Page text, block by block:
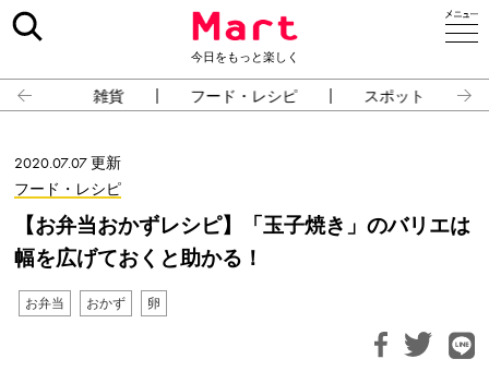
今日をもっと楽しく
雑貨 フード・レシピ スポット
2020.07.07 更新
フード・レシピ
【お弁当おかずレシピ】「玉子焼き」のバリエは
幅を広げておくと助かる！
お弁当 おかず 卵